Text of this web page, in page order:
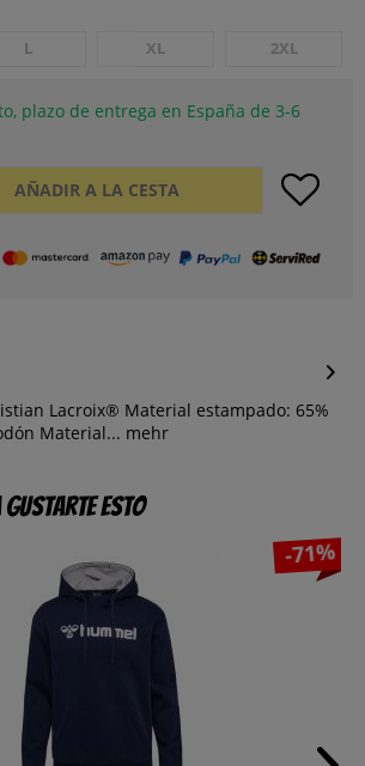
L XL 2XL
plazo de entrega en España de 3-6
AÑADIR A LA CESTA
Lacroix® Material estampado: 65%
Material... mehr
gustarte esto
-71%